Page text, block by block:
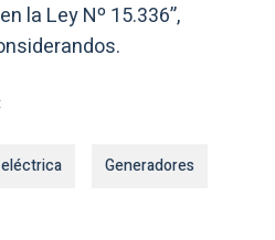
la Ley Nº 15.336”,
Generadores